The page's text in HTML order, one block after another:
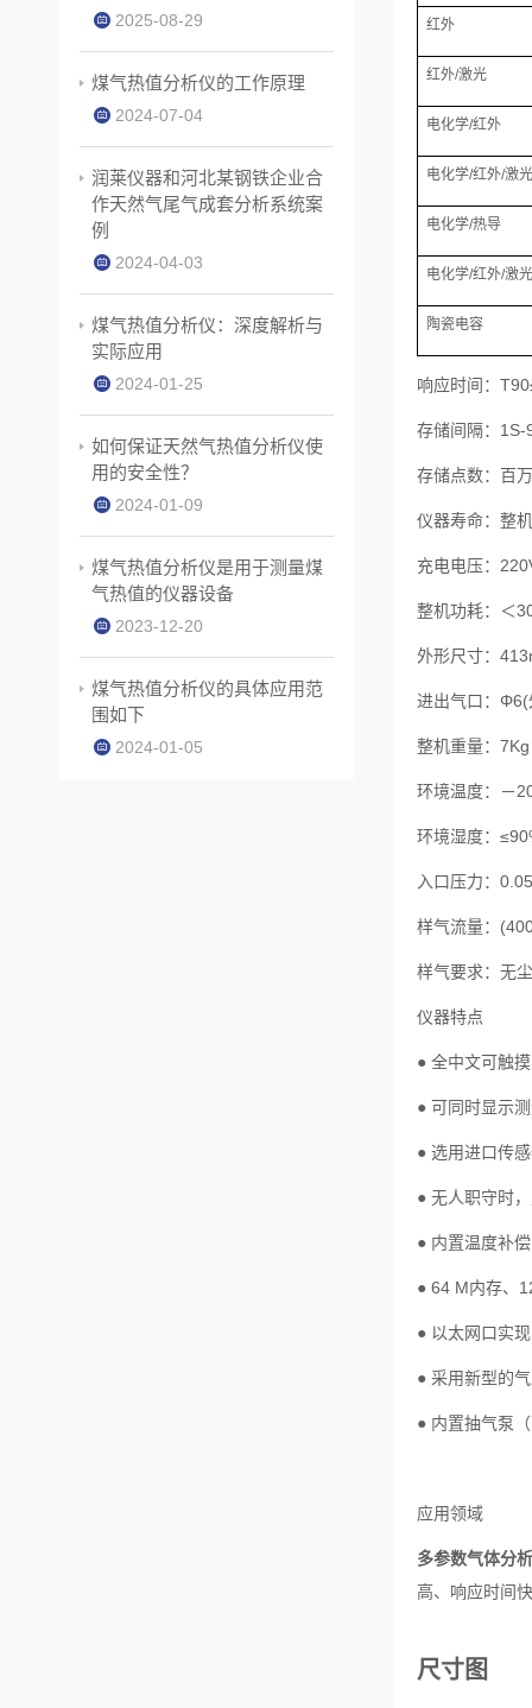
红外
红外/激光
电化学/红外
电化学/红外/激光
电化学/热导
电化学/红外/激光
陶瓷电容
响应时间：
存储间隔：
存储点数：百
仪器寿命：整
充电电压：
整机功耗：＜
外形尺寸：
进出气口：Φ6(
整机重量：7Kg
环境温度：－
环境湿度：
入口压力：
样气流量：
样气要求：无
仪器特点
● 全中文可触
● 可同时显示
● 选用进口传
● 无人职守时
● 内置温度补
● 64 M内存、
● 以太网口实
● 采用新型的
● 内置抽气泵
应用领域
多参数气体分
高、响应时间
尺寸图
2025-08-29
煤气热值分析仪的工作原理
2024-07-04
润莱仪器和河北某钢铁企业合
作天然气尾气成套分析系统案
例
2024-04-03
煤气热值分析仪：深度解析与
实际应用
2024-01-25
如何保证天然气热值分析仪使
用的安全性？
2024-01-09
煤气热值分析仪是用于测量煤
气热值的仪器设备
2023-12-20
煤气热值分析仪的具体应用范
围如下
2024-01-05